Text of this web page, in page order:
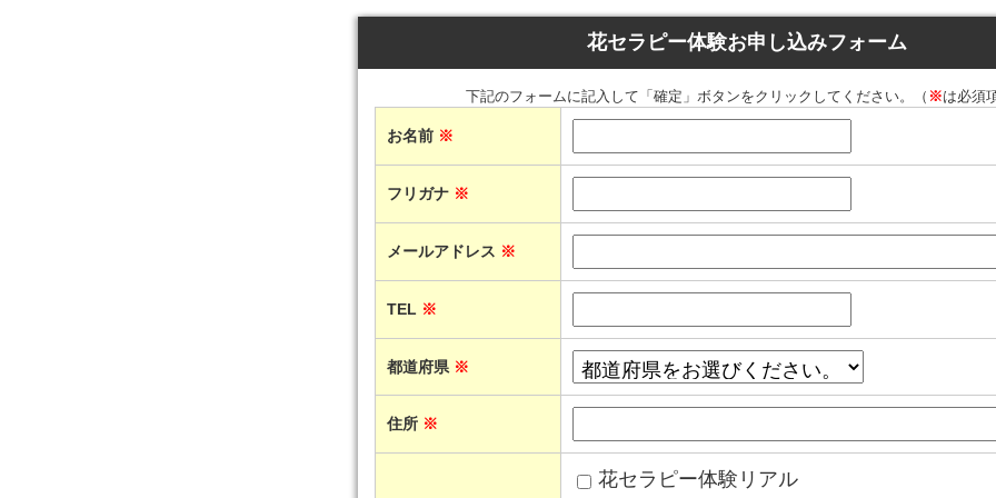
花セラピー体験お申し込みフォーム
下記のフォームに記入して「確定」ボタンをクリックしてください。（ ※は必須
お名前 ※
フリガナ ※
メールアドレス ※
TEL ※
都道府県 ※
住所 ※
花セラピー体験リアル